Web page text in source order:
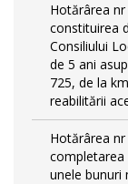
Hotărârea
constituirea
Consiliului
de 5 ani
725, de la
reabilitării
Hotărârea
completarea
unele bunuri